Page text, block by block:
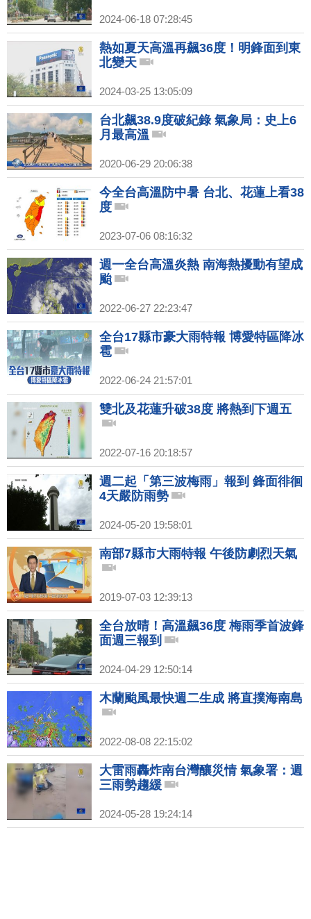
2024-06-18 07:28:45
熱如夏天高溫再飆36度！明鋒面到東
北變天
2024-03-25 13:05:09
台北飆38.9度破紀錄 氣象局：史上6
月最高溫
2020-06-29 20:06:38
今全台高溫防中暑 台北、花蓮上看38
度
2023-07-06 08:16:32
週一全台高溫炎熱 南海熱擾動有望成
颱
2022-06-27 22:23:47
全台17縣市豪大雨特報 博愛特區降冰
雹
2022-06-24 21:57:01
雙北及花蓮升破38度 將熱到下週五
2022-07-16 20:18:57
週二起「第三波梅雨」報到 鋒面徘徊
4天嚴防雨勢
2024-05-20 19:58:01
南部7縣市大雨特報 午後防劇烈天氣
2019-07-03 12:39:13
全台放晴！高溫飆36度 梅雨季首波鋒
面週三報到
2024-04-29 12:50:14
木蘭颱風最快週二生成 將直撲海南島
2022-08-08 22:15:02
大雷雨轟炸南台灣釀災情 氣象署：週
三雨勢趨緩
2024-05-28 19:24:14